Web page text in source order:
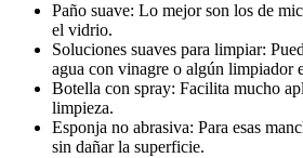
Paño suave: Lo mejor son los de
el vidrio.
Soluciones suaves para limpiar:
agua con vinagre o algún limpiador
Botella con spray: Facilita mucho
limpieza.
Esponja no abrasiva: Para esas
sin dañar la superficie.